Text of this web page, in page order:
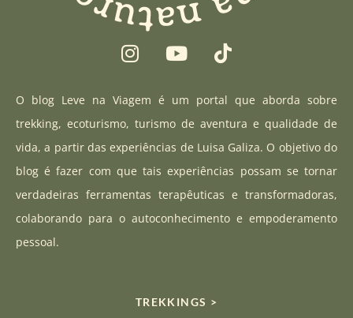
I
n
t
a
g
a
m
Y
o
t
u
b
T
i
t
o
k
O blog Leve na Viagem é um portal que aborda sobre
trekking, ecoturismo, turismo de aventura e qualidade de
vida, a partir das experiências de Luisa Galiza. O objetivo do
blog é fazer com que tais experiências possam se tornar
verdadeiras ferramentas terapêuticas e transformadoras,
colaborando para o autoconhecimento e empoderamento
pessoal.
TREKKINGS >